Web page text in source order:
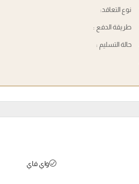
نوع التعاقد:
طريقة الدفع :
حالة التسليم :
واي فاي